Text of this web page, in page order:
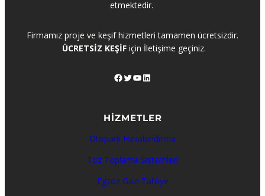
etmektedir.
Firmamız proje ve keşif hizmetleri tamamen ücretsizdir.
ÜCRETSİZ KEŞİFiçin İletişime geçiniz.
Facebook Twitter YouTube LinkedIn
HİZMETLER
Otopark Havalandırma
Toz Toplama Sistemleri
Egzoz Gazı Tahliye